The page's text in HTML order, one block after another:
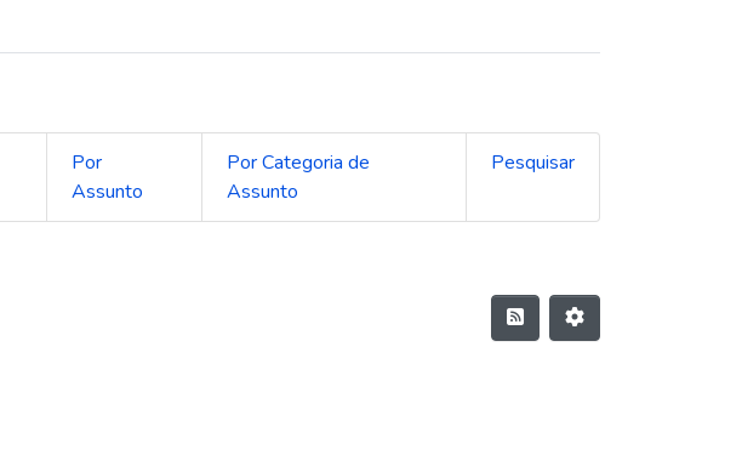
Por
Assunto
Por Categoria de
Assunto
Pesquisar